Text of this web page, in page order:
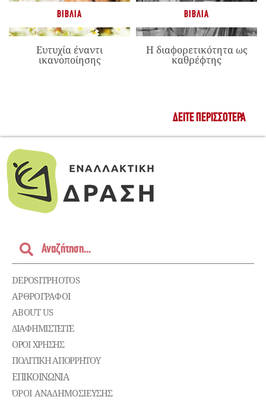
ΒΙΒΛΊΑ
Ευτυχία έναντι
ικανοποίησης
ΒΙΒΛΊΑ
Η διαφορετικότητα ως
καθρέφτης
ΔΕΊΤΕ ΠΕΡΙΣΣΌΤΕΡΑ
DEPOSITPHOTOS
ΑΡΘΡΟΓΡΑΦΟΙ
ABOUT US
ΔΙΑΦΗΜΙΣΤΕΊΤΕ
ΌΡΟΙ ΧΡΉΣΗΣ
ΠΟΛΙΤΙΚΉ ΑΠΟΡΡΉΤΟΥ
ΕΠΙΚΟΙΝΩΝΊΑ
ΌΡΟΙ ΑΝΑΔΗΜΟΣΙΕΥΣΗΣ